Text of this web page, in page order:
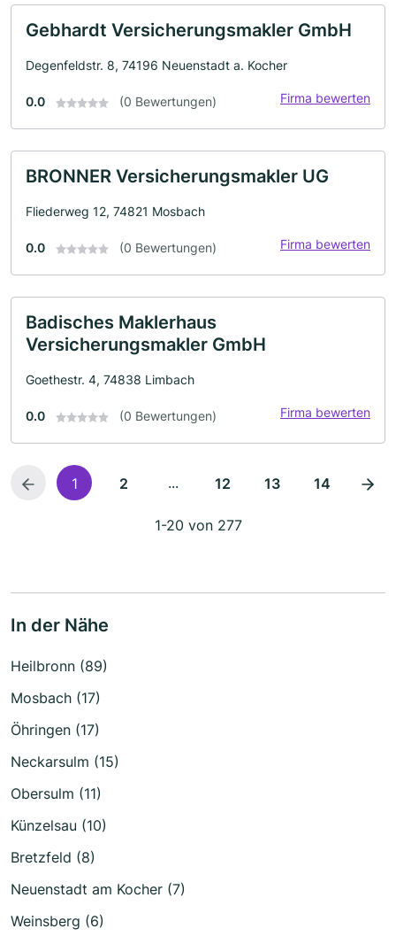
Gebhardt Versicherungsmakler GmbH
Degenfeldstr. 8, 74196 Neuenstadt a. Kocher
0.0 (0 Bewertungen) Firma bewerten
BRONNER Versicherungsmakler UG
Fliederweg 12, 74821 Mosbach
0.0 (0 Bewertungen) Firma bewerten
Badisches Maklerhaus
Versicherungsmakler GmbH
Goethestr. 4, 74838 Limbach
0.0 (0 Bewertungen) Firma bewerten
1 2 ... 12 13 14
1-20 von 277
In der Nähe
Heilbronn (89)
Mosbach (17)
Öhringen (17)
Neckarsulm (15)
Obersulm (11)
Künzelsau (10)
Bretzfeld (8)
Neuenstadt am Kocher (7)
Weinsberg (6)